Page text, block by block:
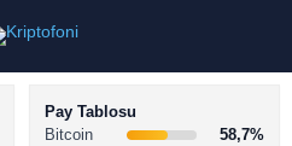
Pay Tablosu
Bitcoin
58,7%